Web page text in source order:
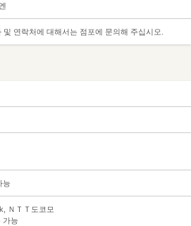
연락처에 대해서는 점포에 문의해 주십시오.
능
ＮＴＴ도코모
가능